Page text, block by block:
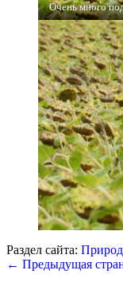
Очень много
Раздел сайта:
← Предыдущая